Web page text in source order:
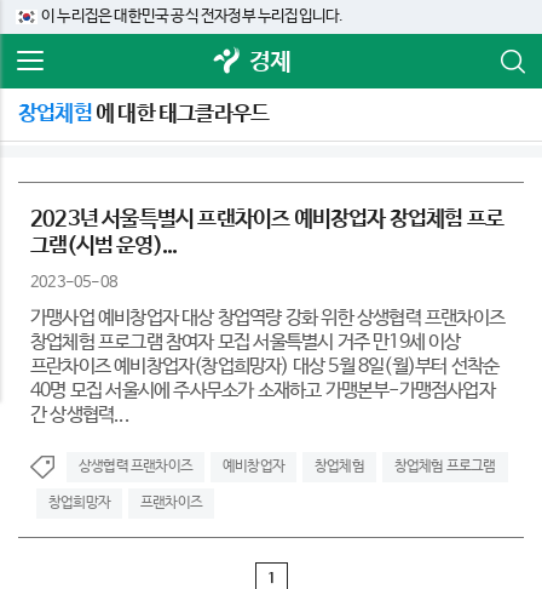
이 누리집은 대한민국 공식 전자정부 누리집입니다.
경제
창업체험에 대한 태그클라우드
2023년 서울특별시 프랜차이즈 예비창업자 창업체험 프로
그램(시범 운영)...
2023-05-08
가맹사업 예비창업자 대상 창업역량 강화 위한 상생협력 프랜차이즈
창업체험 프로그램 참여자 모집 서울특별시 거주 만19세 이상
프란차이즈 예비창업자(창업희망자) 대상 5월 8일(월)부터 선착순
40명 모집 서울시에 주사무소가 소재하고 가맹본부-가맹점사업자
간 상생협력...
상생협력 프랜차이즈 예비창업자 창업체험 창업체험 프로그램
창업희망자 프랜차이즈
1